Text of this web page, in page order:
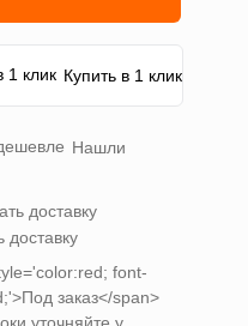
Купить в 1 клик
Нашли
доставку